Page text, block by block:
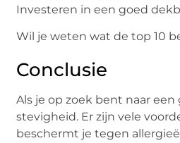
Investeren in een goed
Wil je weten wat de top 10
Conclusie
Als je op zoek bent naar
stevigheid. Er zijn vele
beschermt je tegen